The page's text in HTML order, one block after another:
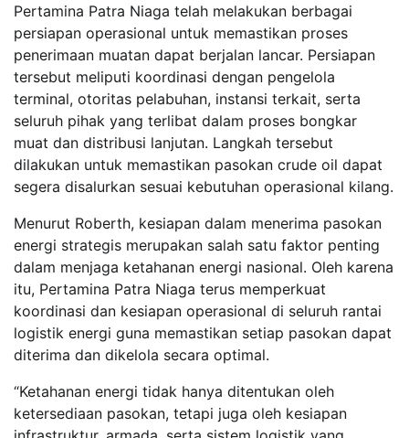
Pertamina Patra Niaga telah melakukan berbagai
persiapan operasional untuk memastikan proses
penerimaan muatan dapat berjalan lancar. Persiapan
tersebut meliputi koordinasi dengan pengelola
terminal, otoritas pelabuhan, instansi terkait, serta
seluruh pihak yang terlibat dalam proses bongkar
muat dan distribusi lanjutan. Langkah tersebut
dilakukan untuk memastikan pasokan crude oil dapat
segera disalurkan sesuai kebutuhan operasional kilang.
Menurut Roberth, kesiapan dalam menerima pasokan
energi strategis merupakan salah satu faktor penting
dalam menjaga ketahanan energi nasional. Oleh karena
itu, Pertamina Patra Niaga terus memperkuat
koordinasi dan kesiapan operasional di seluruh rantai
logistik energi guna memastikan setiap pasokan dapat
diterima dan dikelola secara optimal.
“Ketahanan energi tidak hanya ditentukan oleh
ketersediaan pasokan, tetapi juga oleh kesiapan